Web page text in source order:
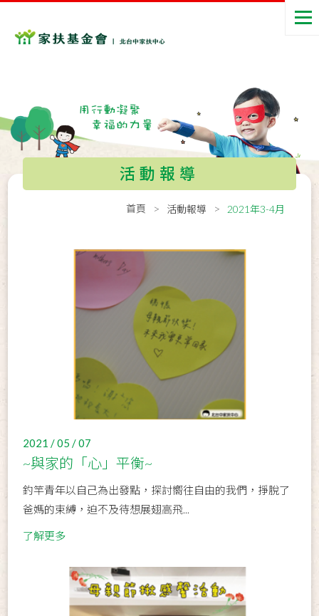
活動報導
首頁 活動報導 2021年3-4月
2021 / 05 / 07
~與家的「心」平衡~
釣竿青年以自己為出發點，探討嚮往自由的我們，掙脫了
爸媽的束縛，迫不及待想展翅高飛...
了解更多